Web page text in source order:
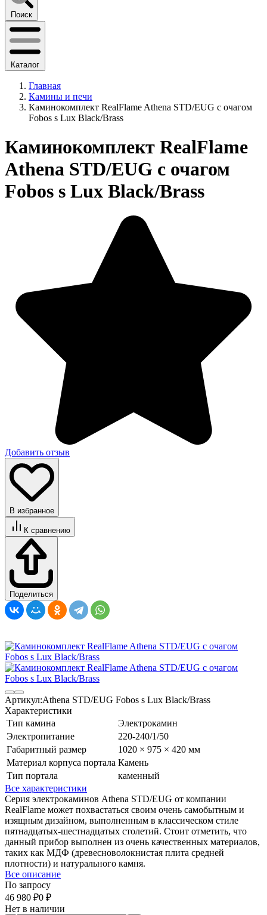
Поиск
Каталог
Главная
Камины и печи
Каминокомплект RealFlame Athena STD/EUG с очагом
Fobos s Lux Black/Brass
Каминокомплект RealFlame
Athena STD/EUG с очагом
Fobos s Lux Black/Brass
Добавить отзыв
В избранное
К сравнению
Поделиться
Артикул:Athena STD/EUG Fobos s Lux Black/Brass
Характеристики
Тип камина
Электрокамин
Электропитание
220-240/1/50
Габаритный размер
1020 × 975 × 420 мм
Материал корпуса портала Камень
Тип портала
каменный
Все характеристики
Серия электрокаминов Athena STD/EUG от компании
RealFlame может похвастаться своим очень самобытным и
изящным дизайном, выполненным в классическом стиле
пятнадцатых-шестнадцатых столетий. Стоит отметить, что
данный прибор выполнен из очень качественных материалов,
таких как МДФ (древесноволокнистая плита средней
плотности) и натурального камня.
Все описание
По запросу
46 980 ₽0 ₽
Нет в наличии